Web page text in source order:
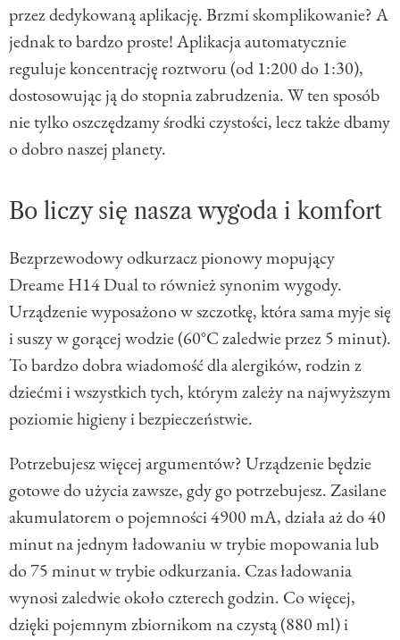
przez dedykowaną aplikację. Brzmi skomplikowanie? A
jednak to bardzo proste! Aplikacja automatycznie
reguluje koncentrację roztworu (od 1:200 do 1:30),
dostosowując ją do stopnia zabrudzenia. W ten sposób
nie tylko oszczędzamy środki czystości, lecz także dbamy
o dobro naszej planety.
Bo liczy się nasza wygoda i komfort
Bezprzewodowy odkurzacz pionowy mopujący
Dreame H14 Dual to również synonim wygody.
Urządzenie wyposażono w szczotkę, która sama myje się
i suszy w gorącej wodzie (60°C zaledwie przez 5 minut).
To bardzo dobra wiadomość dla alergików, rodzin z
dziećmi i wszystkich tych, którym zależy na najwyższym
poziomie higieny i bezpieczeństwie.
Potrzebujesz więcej argumentów? Urządzenie będzie
gotowe do użycia zawsze, gdy go potrzebujesz. Zasilane
akumulatorem o pojemności 4900 mA, działa aż do 40
minut na jednym ładowaniu w trybie mopowania lub
do 75 minut w trybie odkurzania. Czas ładowania
wynosi zaledwie około czterech godzin. Co więcej,
dzięki pojemnym zbiornikom na czystą (880 ml) i